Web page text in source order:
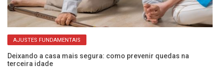
AJUSTES FUNDAMENTAIS
Deixando a casa mais segura: como prevenir quedas na
terceira idade